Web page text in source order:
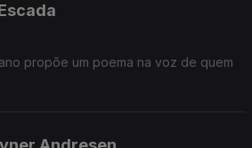
propõe um poema na voz de quem